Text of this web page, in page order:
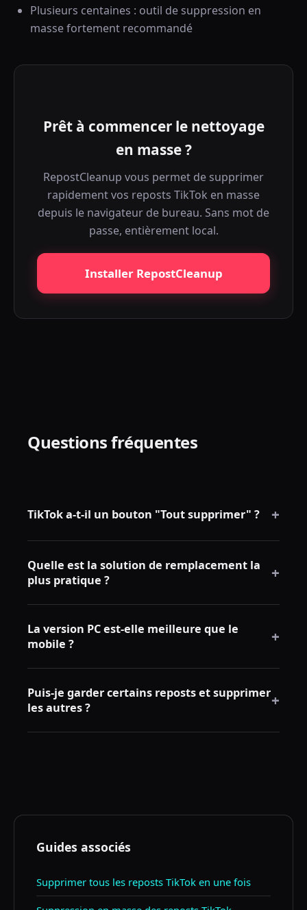
Plusieurs centaines : outil de suppression en
masse fortement recommandé
Prêt à commencer le nettoyage
en masse ?
RepostCleanup vous permet de supprimer
rapidement vos reposts TikTok en masse
depuis le navigateur de bureau. Sans mot de
passe, entièrement local.
Installer RepostCleanup
Questions fréquentes
TikTok a-t-il un bouton "Tout supprimer" ? +
suppression en masse, il faut supprimer un par un
ou utiliser un outil tiers.
Quelle est la solution de remplacement la
plus pratique ?
+
de navigateur est actuellement la méthode de
suppression en masse la plus efficace.
La version PC est-elle meilleure que le
mobile ?
+
grand, une session plus stable et une meilleure
intégration des outils de suppression en masse.
Puis-je garder certains reposts et supprimer
les autres ?
+
Guides associés
Supprimer tous les reposts TikTok en une fois